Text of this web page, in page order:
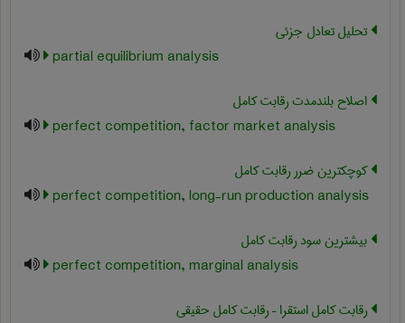
تحلیل تعادل جزئی
partial equilibrium analysis
اصلاح بلندمدت رقابت کامل
perfect competition, factor market analysis
کوچکترین ضرر رقابت کامل
perfect competition, long-run production analysis
بیشترین سود رقابت کامل
perfect competition, marginal analysis
رقابت کامل استقرا – رقابت کامل حقیقی